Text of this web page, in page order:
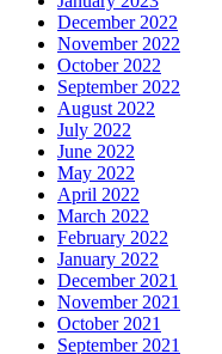
December 2022
November 2022
October 2022
September 2022
August 2022
July 2022
June 2022
May 2022
April 2022
March 2022
February 2022
January 2022
December 2021
November 2021
October 2021
September 2021